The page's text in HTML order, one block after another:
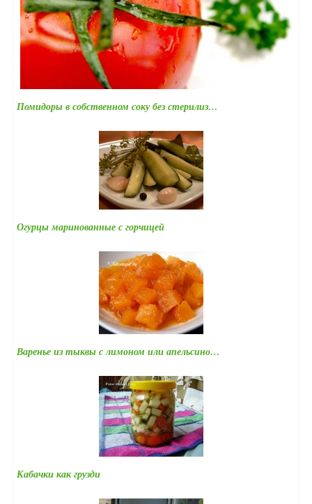
Помидоры в собственном соку без стерилиз…
Огурцы маринованные с горчицей
Варенье из тыквы с лимоном или апельсино…
Кабачки как грузди